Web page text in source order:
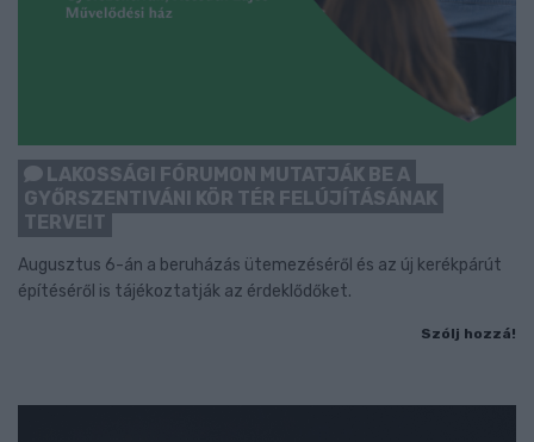
LAKOSSÁGI FÓRUMON MUTATJÁK BE A
GYŐRSZENTIVÁNI KÖR TÉR FELÚJÍTÁSÁNAK
TERVEIT
Augusztus 6-án a beruházás ütemezéséről és az új kerékpárút
építéséről is tájékoztatják az érdeklődőket.
Szólj hozzá!